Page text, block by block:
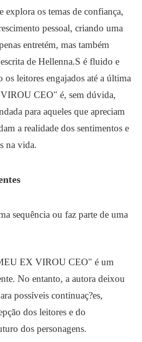
explora os temas de confiança,
pessoal, criando uma
entretém, mas também
de Hellenna.S é fluido e
os leitores engajados até a última
CEO" é, sem dúvida,
para aqueles que apreciam
a realidade dos sentimentos e
na vida.
sequência ou faz parte de uma
EX VIROU CEO" é um
No entanto, a autora deixou
possíveis continuaç?es,
dos leitores e do
dos personagens.